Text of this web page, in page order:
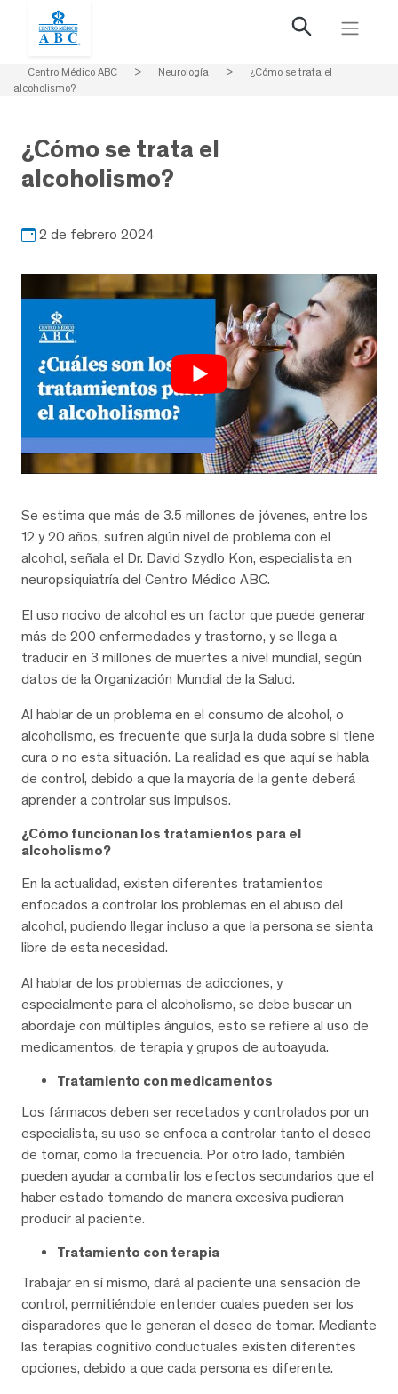
Centro Médico ABC > Neurología >
¿Cómo se trata el
alcoholismo?
¿Cómo se trata el
alcoholismo?
2 de febrero 2024
Se estima que más de 3.5 millones de jóvenes, entre los
12 y 20 años, sufren algún nivel de problema con el
alcohol, señala el Dr. David Szydlo Kon, especialista en
neuropsiquiatría del Centro Médico ABC.
El uso nocivo de alcohol es un factor que puede generar
más de 200 enfermedades y trastorno, y se llega a
traducir en 3 millones de muertes a nivel mundial, según
datos de la Organización Mundial de la Salud.
Al hablar de un problema en el consumo de alcohol, o
alcoholismo, es frecuente que surja la duda sobre si tiene
cura o no esta situación. La realidad es que aquí se habla
de control, debido a que la mayoría de la gente deberá
aprender a controlar sus impulsos.
¿Cómo funcionan los tratamientos para el
alcoholismo?
En la actualidad, existen diferentes tratamientos
enfocados a controlar los problemas en el abuso del
alcohol, pudiendo llegar incluso a que la persona se sienta
libre de esta necesidad.
Al hablar de los problemas de adicciones, y
especialmente para el alcoholismo, se debe buscar un
abordaje con múltiples ángulos, esto se refiere al uso de
medicamentos, de terapia y grupos de autoayuda.
Tratamiento con medicamentos
Los fármacos deben ser recetados y controlados por un
especialista, su uso se enfoca a controlar tanto el deseo
de tomar, como la frecuencia. Por otro lado, también
pueden ayudar a combatir los efectos secundarios que el
haber estado tomando de manera excesiva pudieran
producir al paciente.
Tratamiento con terapia
Trabajar en sí mismo, dará al paciente una sensación de
control, permitiéndole entender cuales pueden ser los
disparadores que le generan el deseo de tomar. Mediante
las terapias cognitivo conductuales existen diferentes
opciones, debido a que cada persona es diferente.